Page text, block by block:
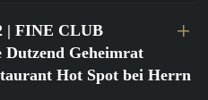
| FINE CLUB
Dutzend Geheimrat
Hot Spot bei Herrn